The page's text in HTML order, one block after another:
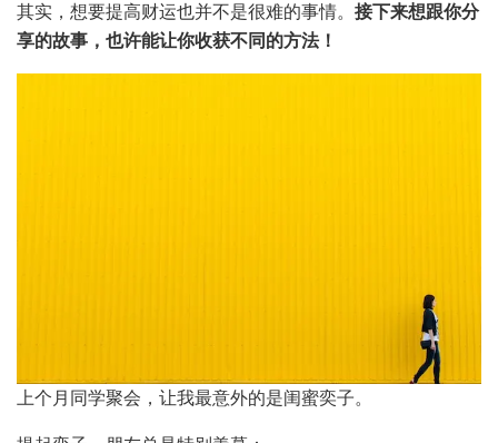
其实，想要提高财运也并不是很难的事情。 接下来想跟你分
享的故事，也许能让你收获不同的方法！
上个月同学聚会，让我最意外的是闺蜜奕子。